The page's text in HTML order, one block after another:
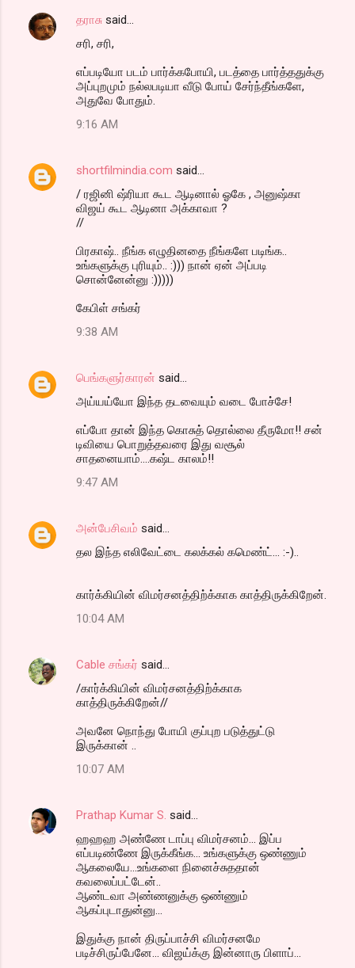
தராசு said…
சரி, சரி,
எப்படியோ படம் பார்க்கபோயி, படத்தை பார்த்ததுக்கு
அப்புறமும் நல்லபடியா வீடு போய் சேர்ந்தீங்களே,
அதுவே போதும்.
9:16 AM
shortfilmindia.com said…
/ ரஜினி ஷ்ரியா கூட ஆடினால் ஓகே , அனுஷ்கா
விஜய் கூட ஆடினா அக்காவா ?
//
பிரகாஷ்.. நீங்க எழுதினதை நீங்களே படிங்க..
உங்களுக்கு புரியும்.. :))) நான் ஏன் அப்படி
சொன்னேன்னு :)))))
கேபிள் சங்கர்
9:38 AM
பெங்களுர்காரன் said…
அய்யய்யோ இந்த தடவையும் வடை போச்சே!
எப்போ தான் இந்த கொசுத் தொல்லை தீருமோ!! சன்
டிவியை பொறுத்தவரை இது வசூல்
சாதனையாம்....கஷ்ட காலம்!!
9:47 AM
அன்பேசிவம் said…
தல இந்த எலிவேட்டை கலக்கல் கமெண்ட்... :-)..
கார்க்கியின் விமர்சனத்திற்க்காக காத்திருக்கிறேன்.
10:04 AM
Cable சங்கர் said…
/கார்க்கியின் விமர்சனத்திற்க்காக
காத்திருக்கிறேன்//
அவனே நொந்து போயி குப்புற படுத்துட்டு
இருக்கான் ..
10:07 AM
Prathap Kumar S. said…
ஹஹஹ அண்ணே டாப்பு விமர்சனம்... இப்ப
எப்படிண்ணே இருக்கீங்க... உங்களுக்கு ஒண்ணும்
ஆகலையே...உங்களை நினைச்சுததான்
கவலைப்பட்டேன்..
ஆண்டவா அண்ணனுக்கு ஒண்ணும்
ஆகப்புடாதுன்னு...
இதுக்கு நான் திருப்பாச்சி விமர்சனமே
படிச்சிருப்பேனே... விஜய்க்கு இன்னாரு பிளாப்...